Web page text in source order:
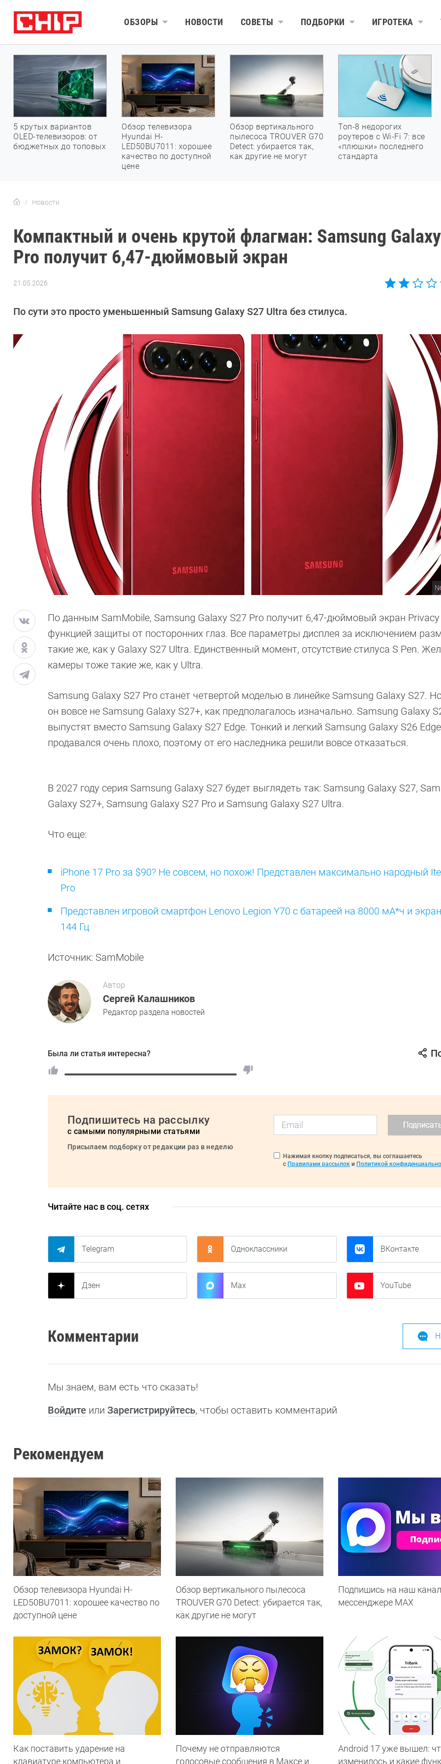
ОБЗОРЫ НОВОСТИ СОВЕТЫ ПОДБОРКИ ИГРОТЕКА
5 крутых вариантов
OLED-телевизоров: от
бюджетных до топовых
Обзор телевизора
Hyundai H-
LED50BU7011: хорошее
качество по доступной
цене
Обзор вертикального
пылесоса TROUVER G70
Detect: убирается так,
как другие не могут
Топ-8 недорогих
роутеров с Wi-Fi 7: все
«плюшки» последнего
стандарта
Новости
Компактный и очень крутой флагман: Samsung
Pro получит 6,47-дюймовый экран
21.05.2026
Калашников
По сути это просто уменьшенный Samsung Galaxy S27 Ultra без стилуса.
По данным SamMobile, Samsung Galaxy S27 Pro получит 6,47-дюймовый экран Privacy
функцией защиты от посторонних глаз. Все параметры дисплея за исключением
такие же, как у Galaxy S27 Ultra. Единственный момент, отсутствие стилуса S Pen.
камеры тоже такие же, как у Ultra.
Samsung Galaxy S27 Pro станет четвертой моделью в линейке Samsung Galaxy S27.
он вовсе не Samsung Galaxy S27+, как предполагалось изначально. Samsung Galaxy
выпустят вместо Samsung Galaxy S27 Edge. Тонкий и легкий Samsung Galaxy S26 Edge
продавался очень плохо, поэтому от его наследника решили вовсе отказаться.
В 2027 году серия Samsung Galaxy S27 будет выглядеть так: Samsung Galaxy S27,
Galaxy S27+, Samsung Galaxy S27 Pro и Samsung Galaxy S27 Ultra.
Что еще:
iPhone 17 Pro за $90? Не совсем, но похож! Представлен максимально народный
Pro
Представлен игровой смартфон Lenovo Legion Y70 с батареей на 8000 мА*ч и
144 Гц
Источник: SamMobile
Автор
Сергей Калашников
Редактор раздела новостей
Была ли статья интересна?
Подпишитесь на рассылку
с самыми популярными статьями
Присылаем подборку от редакции раз в неделю
Нажимая кнопку подписаться, вы соглашаетесь
с Правилами рассылок и Политикой
Читайте нас в соц. сетях
Telegram Одноклассники ВКонтакте
Дзен Max YouTube
Комментарии
Мы знаем, вам есть что сказать!
Войдите или Зарегистрируйтесь, чтобы оставить комментарий
Рекомендуем
Обзор телевизора Hyundai H-
LED50BU7011: хорошее качество по
доступной цене
Обзор вертикального пылесоса
TROUVER G70 Detect: убирается так,
как другие не могут
Подпишись на наш
мессенджере МАХ
Как поставить ударение на
клавиатуре компьютера и
Почему не отправляются
голосовые сообщения в Максе и
Android 17 уже вышел:
изменилось и какие